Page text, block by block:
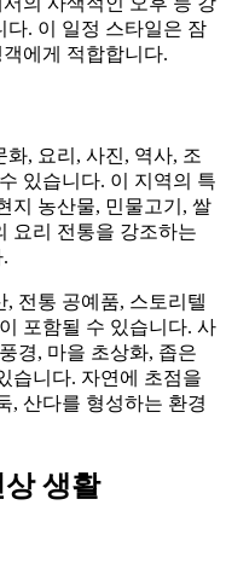
다. 이 일정 스타일은 잠
에게 적합합니다.
, 요리, 사진, 역사, 조
있습니다. 이 지역의 특
지 농산물, 민물고기, 쌀
요리 전통을 강조하는
전통 공예품, 스토리텔
포함될 수 있습니다. 사
경, 마을 초상화, 좁은
습니다. 자연에 초점을
, 산다를 형성하는 환경
생활